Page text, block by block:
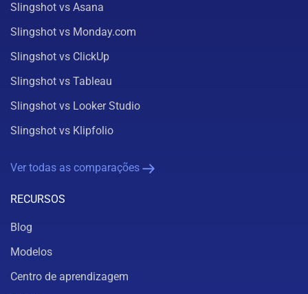
Slingshot vs Asana
Slingshot vs Monday.com
Slingshot vs ClickUp
Slingshot vs Tableau
Slingshot vs Looker Studio
Slingshot vs Klipfolio
Ver todas as comparações
RECURSOS
Blog
Modelos
Centro de aprendizagem